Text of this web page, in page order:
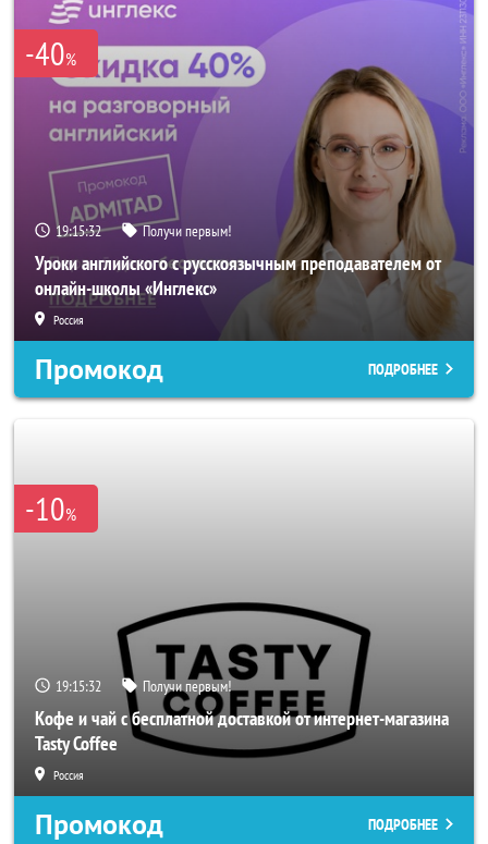
-40%
19:15:29 Получи первым!
Уроки английского с русскоязычным преподавателем от
онлайн-школы «Инглекс»
Россия
Промокод ПОДРОБНЕЕ
-10%
19:15:29 Получи первым!
Кофе и чай с бесплатной доставкой от интернет-магазина
Tasty Coffee
Россия
Промокод ПОДРОБНЕЕ